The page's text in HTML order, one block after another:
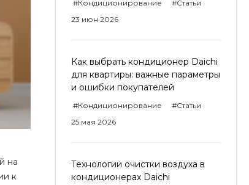
#Кондиционирование
#Статьи
23 июн 2026
Как выбрать кондиционер Daichi
для квартиры: важные параметры
и ошибки покупателей
#Кондиционирование
#Статьи
25 мая 2026
Технологии очистки воздуха в
кондиционерах Daichi
на
к